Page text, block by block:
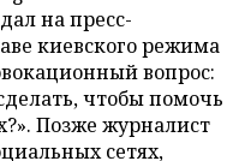
на пресс-
киевского режима
вопрос:
чтобы помочь
Позже журналист
сетях,